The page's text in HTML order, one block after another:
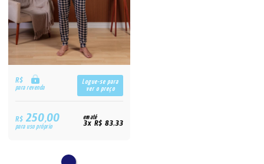
R$
para revenda
Logue-se para
ver o preço
R$250,00
para uso próprio
em até
3x R$ 83,33